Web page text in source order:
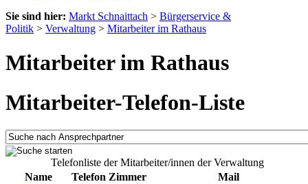
Sie sind hier: Markt Schnaittach > Bürgerservice &
Politik > Verwaltung > Mitarbeiter im Rathaus
Mitarbeiter im Rathaus
Mitarbeiter-Telefon-Liste
Telefonliste der Mitarbeiter/innen der Verwaltung
Name
Telefon Zimmer
Mail